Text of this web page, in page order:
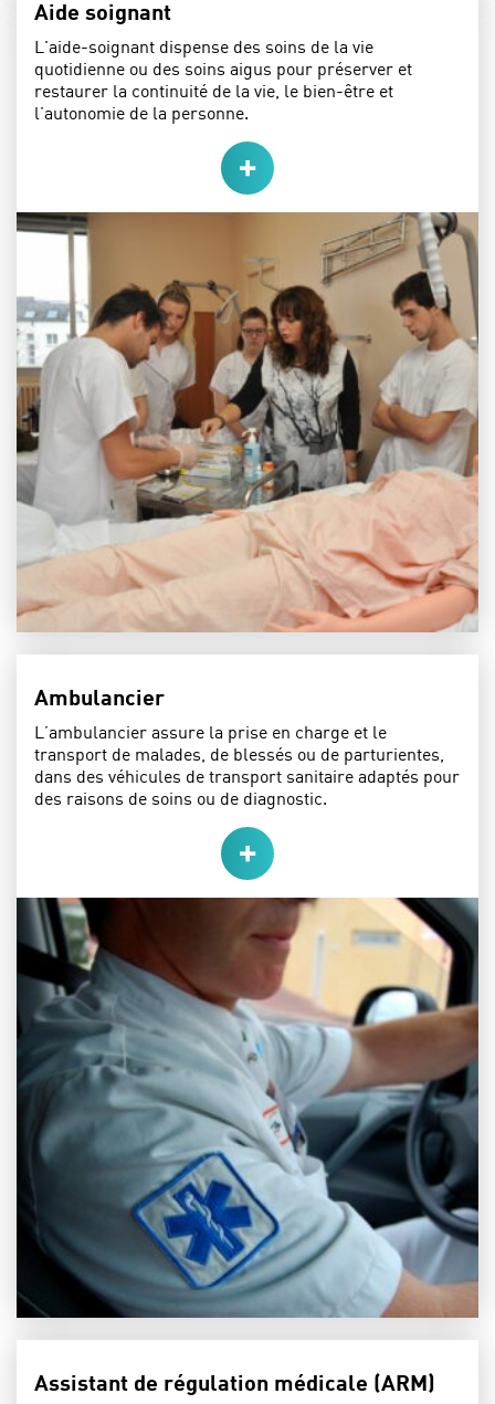
Aide soignant
L'aide-soignant dispense des soins de la vie
quotidienne ou des soins aigus pour préserver et
restaurer la continuité de la vie, le bien-être et
l’autonomie de la personne.
Ambulancier
L’ambulancier assure la prise en charge et le
transport de malades, de blessés ou de parturientes,
dans des véhicules de transport sanitaire adaptés pour
des raisons de soins ou de diagnostic.
Assistant de régulation médicale (ARM)